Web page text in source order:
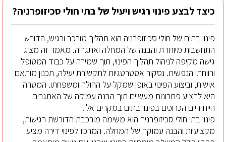
כיצד לבצע פינוי רגיש ויעיל של בתי חולי סכיזופרניה?
פינוי בתים של חולי סכיזופרניה הוא תהליך מורכב ורגיש, הדורש
התחשבות מיוחדת והבנה של המחלה ואתגריה. מאמר זה מציג
גישה מקיפה לניהול תהליך הפינוי, תוך שמירה על כבוד המטופל
ורווחתו הנפשית. נסקור אסטרטגיות לתקשורת יעילה, תכנון מותאם
אישית, וביצוע הפינוי באופן שמקל על החולה ומשפחתו. המטרה
היא להציע פתרונות מעשיים תוך הבנה עמוקה של האתגרים
הייחודיים הכרוכים בפינוי בתים במקרים אלו.
פינוי בתי חולי סכיזופרניה הוא משימה מורכבת הדורשת רגישות,
מקצועיות והבנה עמוקה של המחלה. המרכז לפינוי דירה מציע